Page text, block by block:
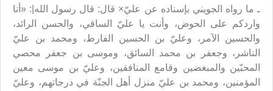
ـ ما رواه الجويني بإسناده عن عليّ× قال: قال رسول الله|: «أنا
واردكم على الحوض، وأنت يا عليّ الساقي، والحسن الرائد،
والحسين الآمر، وعليّ بن الحسين الفارط، ومحمد بن عليّ
الناشر، وجعفر بن محمد السائق، وموسى بن جعفر محصي
المحبّين والمبغضين وقامع المنافقين، وعليّ بن موسى معين
المؤمنين، ومحمد بن عليّ منزل أهل الجنّة في درجاتهم، وعليّ